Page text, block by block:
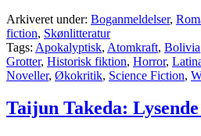
Arkiveret under: Boganmeldelser,
fiction, Skønlitteratur
Tags: Apokalyptisk, Atomkraft, Bolivia
Grotter, Historisk fiktion, Horror,
Noveller, Økokritik, Science Fiction,
Taijun Takeda: Lysende